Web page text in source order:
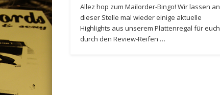
Allez hop zum Mailorder-Bingo! Wir lassen an
dieser Stelle mal wieder einige aktuelle
Highlights aus unserem Plattenregal für euch
durch den Review-Reifen …